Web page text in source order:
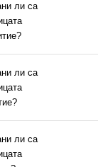
ли са
ли са
ли са